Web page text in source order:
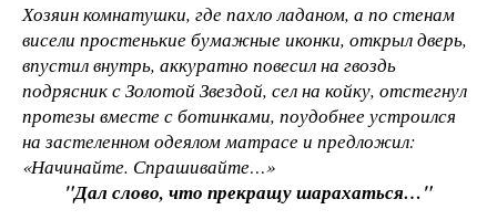
Хозяин комнатушки, где пахло ладаном, а по стенам
висели простенькие бумажные иконки, открыл дверь,
впустил внутрь, аккуратно повесил на гвоздь
подрясник с Золотой Звездой, сел на койку, отстегнул
протезы вместе с ботинками, поудобнее устроился
на застеленном одеялом матрасе и предложил:
«Начинайте. Спрашивайте…»
"Дал слово, что прекращу шарахаться…"